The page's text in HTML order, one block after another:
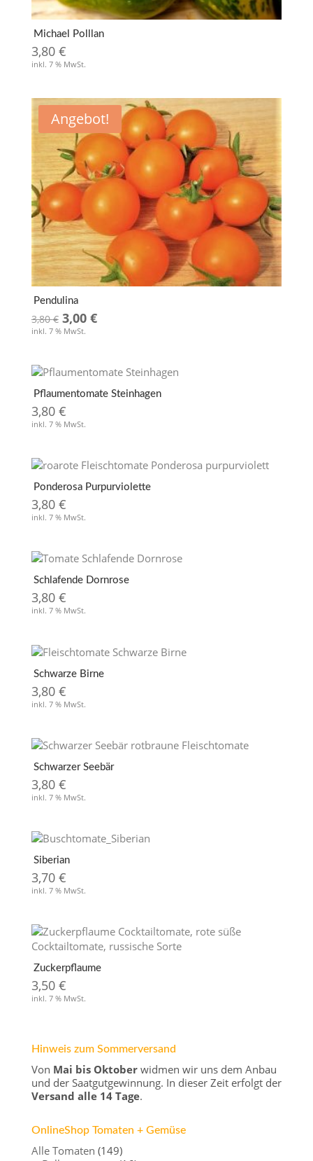
Michael Polllan
3,80 €
inkl. 7 % MwSt.
Angebot!
Pendulina
3,80€ Ursprünglicher
Preis
3,80 €
3,00 €Aktueller
3,00 €.
inkl. 7 % MwSt.
Pflaumentomate Steinhagen
3,80 €
inkl. 7 % MwSt.
Ponderosa Purpurviolette
3,80 €
inkl. 7 % MwSt.
Schlafende Dornrose
3,80 €
inkl. 7 % MwSt.
Schwarze Birne
3,80 €
inkl. 7 % MwSt.
Schwarzer Seebär
3,80 €
inkl. 7 % MwSt.
Siberian
3,70 €
inkl. 7 % MwSt.
Zuckerpflaume
3,50 €
inkl. 7 % MwSt.
Hinweis zum Sommerversand
Von Mai bis Oktoberwidmen wir uns dem Anbau
und der Saatgutgewinnung. In dieser Zeit erfolgt der
Versand alle 14 Tage.
OnlineShop Tomaten + Gemüse
Alle Tomaten (149)